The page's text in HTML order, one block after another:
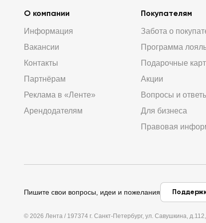
О компании
Информация
Вакансии
Контакты
Партнёрам
Реклама в «Ленте»
Арендодателям
Покупателям
Забота о
Программа
Подарочные
Акции
Вопросы и
Для бизнеса
Правовая
Пишите свои вопросы, идеи и пожелания
© 2026 Лента / 197374 г. Санкт-Петербург, ул. Савушкина,